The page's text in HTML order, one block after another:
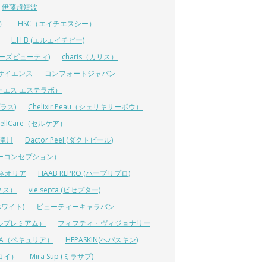
伊藤超短波
HSC（エイチエスシー）
L.H.B (エルエイチビー)
ズビューティ)
charis（カリス）
イエンス
コンフォートジャパン
ス エステラボ）
ス)
Chelixir Peau（シェリキサーポウ）
（セルケア）
川
Dactor Peel (ダクトピール)
ンセプション）
オリア
HAAB REPRO (ハーブリプロ)
）
vie septa (ビセプター)
イト)
ビューティーキャラバン
レミアム）
フィフティ・ヴィジョナリー
（ペキュリア）
HEPASKIN(ヘパスキン)
）
Mira Sup (ミラサプ)